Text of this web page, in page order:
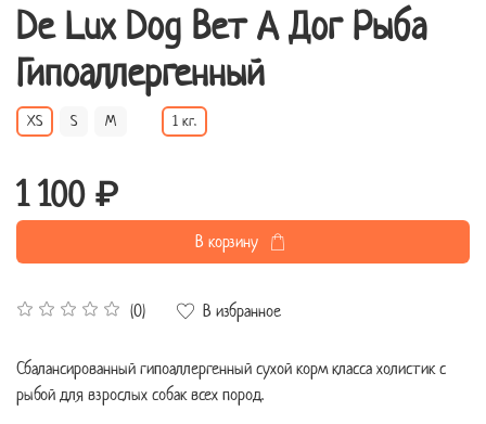
De Lux Dog Вет А Дог Рыба
Гипоаллергенный
(0) В избранное
XS S M 1 кг.
1 100 ₽
В корзину
Сбалансированный гипоаллергенный сухой корм класса холистик с
рыбой для взрослых собак всех пород.